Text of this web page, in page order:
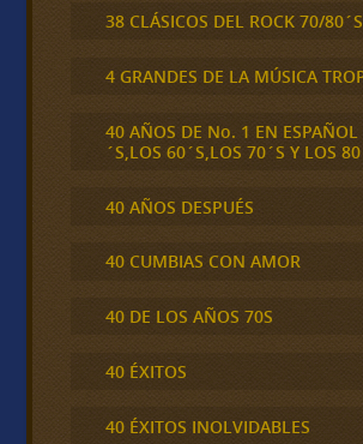
38 CLÁSICOS DEL ROCK 70/80´S
4 GRANDES DE LA MÚSICA
40 AÑOS DE No. 1 EN ESPAÑOL
´S,LOS 60´S,LOS 70´S Y LOS
40 AÑOS DESPUÉS
40 CUMBIAS CON AMOR
40 DE LOS AÑOS 70S
40 ÉXITOS
40 ÉXITOS INOLVIDABLES